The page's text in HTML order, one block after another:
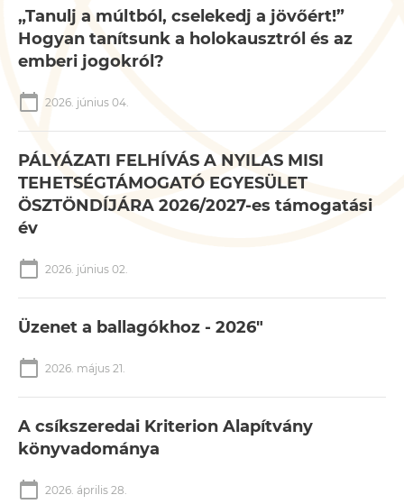
„Tanulj a múltból, cselekedj a jövőért!”
Hogyan tanítsunk a holokausztról és az
emberi jogokról?
calendar_today 2026. június 04.
PÁLYÁZATI FELHÍVÁS A NYILAS MISI
TEHETSÉGTÁMOGATÓ EGYESÜLET
ÖSZTÖNDÍJÁRA 2026/2027-es támogatási
év
calendar_today 2026. június 02.
Üzenet a ballagókhoz - 2026"
calendar_today 2026. május 21.
A csíkszeredai Kriterion Alapítvány
könyvadománya
calendar_today 2026. április 28.